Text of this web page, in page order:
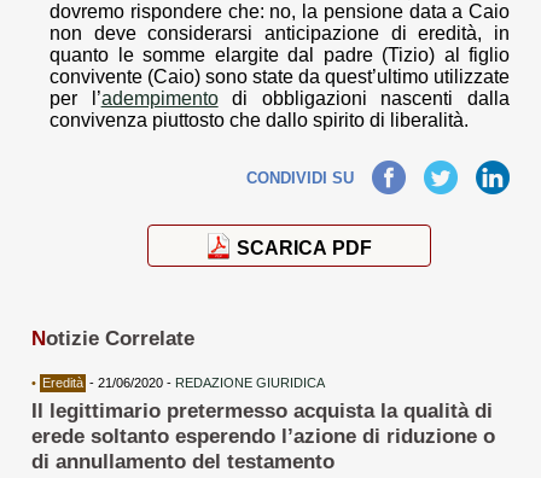
dovremo rispondere che: no, la pensione data a Caio
non deve considerarsi anticipazione di eredità, in
quanto le somme elargite dal padre (Tizio) al figlio
convivente (Caio) sono state da quest’ultimo utilizzate
per l’adempimentodi obbligazioni nascenti dalla
convivenza piuttosto che dallo spirito di liberalità.
CONDIVIDI SUFacebook TwitterLinkedIn
SCARICA PDF
Notizie Correlate
• Eredità - 21/06/2020 - REDAZIONE GIURIDICA
Il legittimario pretermesso acquista la qualità di
erede soltanto esperendo l’azione di riduzione o
di annullamento del testamento